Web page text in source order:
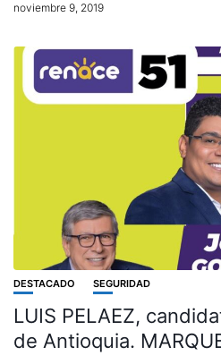
noviembre 9, 2019
DESTACADO SEGURIDAD
LUIS PELAEZ,
de Antioquia.